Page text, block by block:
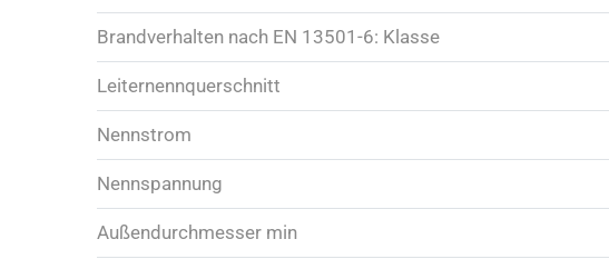
Brandverhalten nach EN 13501-6: Klasse
Leiternennquerschnitt
Nennstrom
Nennspannung
Außendurchmesser min